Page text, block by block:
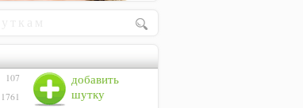
добавить
шутку
107
1761